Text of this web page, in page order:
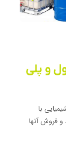
و پلی
با
و فروش آنها